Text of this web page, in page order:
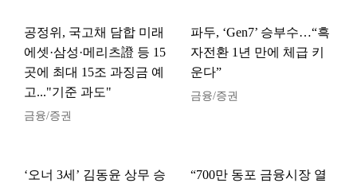
공정위, 국고채 담합 미래
에셋·삼성·메리츠證 등 15
곳에 최대 15조 과징금 예
고..."기준 과도"
금융/증권
파두, ‘Gen7’ 승부수…“흑
자전환 1년 만에 체급 키
운다”
금융/증권
‘오너 3세’ 김동윤 상무 승
“700만 동포 금융시장 열